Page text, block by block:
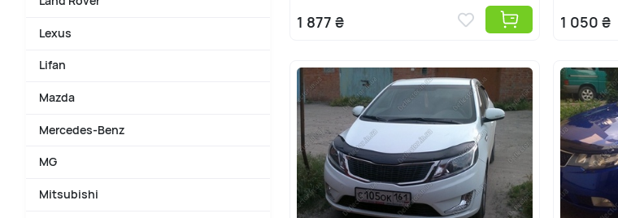
Lexus
Lifan
Mazda
Mercedes-Benz
MG
Mitsubishi
1 877 ₴ 1 050 ₴